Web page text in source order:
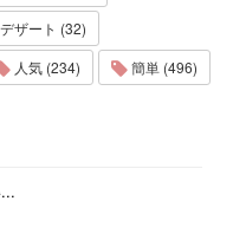
デザート (32)
人気 (234) 簡単 (496)